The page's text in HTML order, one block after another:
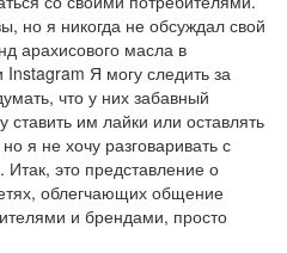
но я никогда не обсуждал свой
арахисового масла в
Instagram Я могу следить за
что у них забавный
ставить им лайки или оставлять
я не хочу разговаривать с
это представление о
облегчающих общение
и брендами, просто